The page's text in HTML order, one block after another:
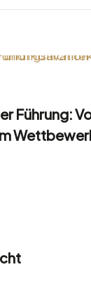
Führung: